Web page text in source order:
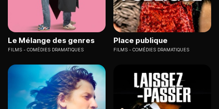
Le Mélange des genres
FILMS COMÉDIES DRAMATIQUES
Place publique
FILMS COMÉDIES DRAMATIQUES